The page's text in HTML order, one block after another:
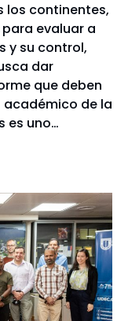
los continentes,
evaluar a
y su control,
dar
que deben
académico de la
es uno…